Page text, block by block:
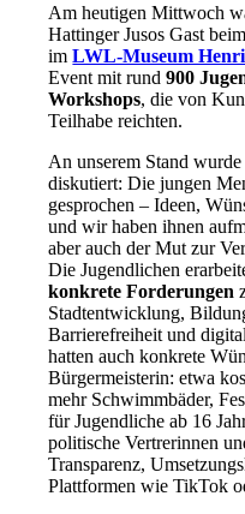
Am heutigen Mittwoch
Hattinger Jusos Gast
imLWL‑Museum
Event mit rund900
Workshops, die von
Teilhabe reichten.
An unserem Stand
diskutiert: Die jungen
gesprochen – Ideen,
und wir haben ihnen
aber auch der Mut zur
Die Jugendlichen
konkrete Forderungen
Stadtentwicklung,
Barrierefreiheit und
hatten auch konkrete
Bürgermeisterin:etwa
mehr Schwimmbäder,
für Jugendliche ab 16
politische Vertrerinnen
Transparenz,
Plattformen wie TikTok